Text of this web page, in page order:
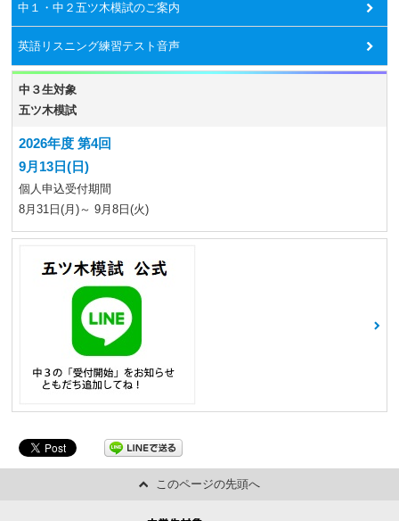
中１・中２五ツ木模試のご案内
英語リスニング練習テスト音声
中３生対象
五ツ木模試
2026年度 第4回
9月13日(日)
個人申込受付期間
8月31日(月)～ 9月8日(火)
このページの先頭へ